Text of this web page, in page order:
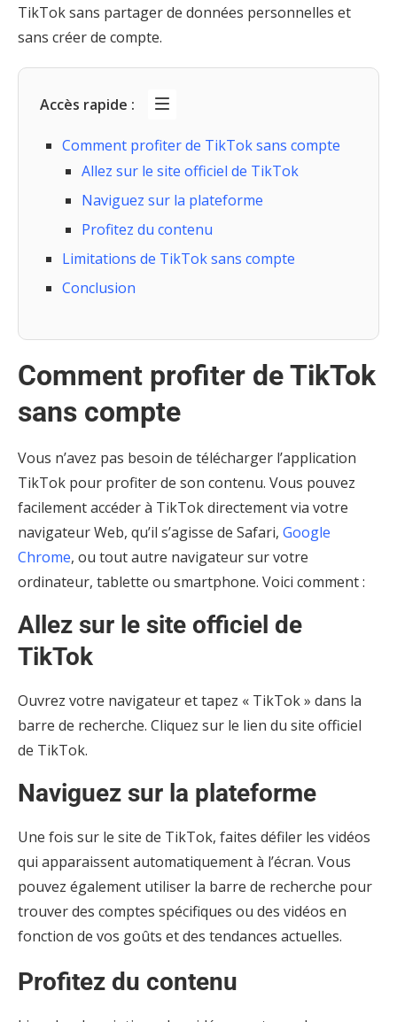
TikTok sans partager de données personnelles et
sans créer de compte.
Accès rapide :
Comment profiter de TikTok sans compte
Allez sur le site officiel de TikTok
Naviguez sur la plateforme
Profitez du contenu
Limitations de TikTok sans compte
Conclusion
Comment profiter de TikTok
sans compte
Vous n’avez pas besoin de télécharger l’application
TikTok pour profiter de son contenu. Vous pouvez
facilement accéder à TikTok directement via votre
navigateur Web, qu’il s’agisse de Safari, Google
Chrome, ou tout autre navigateur sur votre
ordinateur, tablette ou smartphone. Voici comment :
Allez sur le site officiel de
TikTok
Ouvrez votre navigateur et tapez « TikTok » dans la
barre de recherche. Cliquez sur le lien du site officiel
de TikTok.
Naviguez sur la plateforme
Une fois sur le site de TikTok, faites défiler les vidéos
qui apparaissent automatiquement à l’écran. Vous
pouvez également utiliser la barre de recherche pour
trouver des comptes spécifiques ou des vidéos en
fonction de vos goûts et des tendances actuelles.
Profitez du contenu